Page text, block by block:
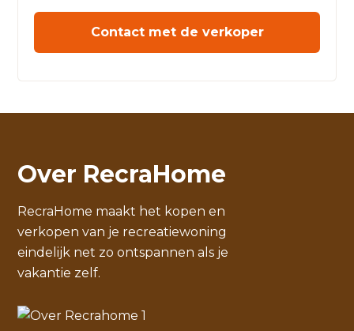
Contact met de verkoper
Over RecraHome
RecraHome maakt het kopen en
verkopen van je recreatiewoning
eindelijk net zo ontspannen als je
vakantie zelf.